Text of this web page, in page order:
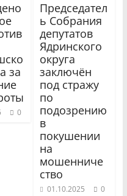
за
0
Председател
ь Собрания
депутатов
Ядринского
округа
заключён
под стражу
по
подозрению
в
покушении
на
мошенниче
ство
01.10.2025 0